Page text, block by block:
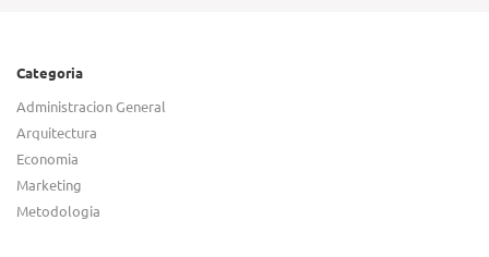
Categoria
Administracion General
Arquitectura
Economia
Marketing
Metodologia